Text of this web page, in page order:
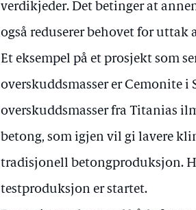
verdikjeder. Det betinger at
også reduserer behovet for uttak
Et eksempel på et prosjekt som
overskuddsmasser er Cemonite i
overskuddsmasser fra Titanias
betong, som igjen vil gi lavere
tradisjonell betongproduksjon.
testproduksjon er startet.